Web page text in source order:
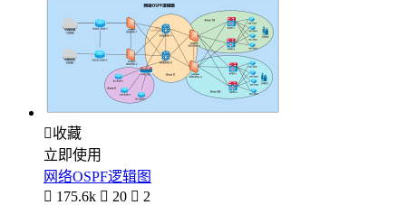
收藏
立即使用
网络OSPF逻辑图
 175.6k  20  2